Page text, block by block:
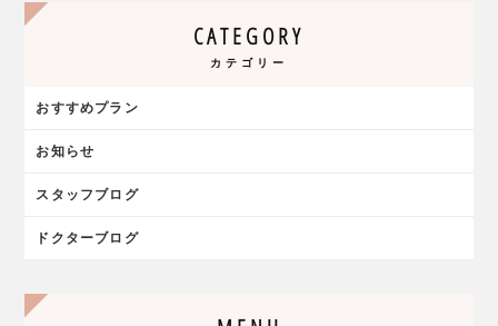
CATEGORY
カテゴリー
おすすめプラン
お知らせ
スタッフブログ
ドクターブログ